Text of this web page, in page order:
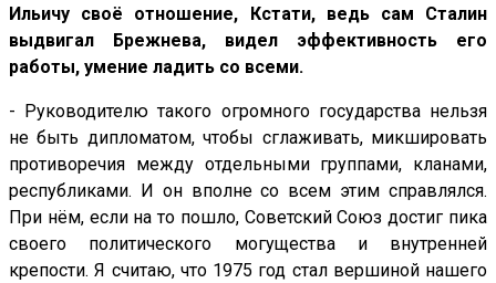
Ильичу своё отношение, Кстати, ведь сам Сталин
выдвигал Брежнева, видел эффективность его
работы, умение ладить со всеми.
- Руководителю такого огромного государства нельзя
не быть дипломатом, чтобы сглаживать, микшировать
противоречия между отдельными группами, кланами,
республиками. И он вполне со всем этим справлялся.
При нём, если на то пошло, Советский Союз достиг пика
своего политического могущества и внутренней
крепости. Я считаю, что 1975 год стал вершиной нашего